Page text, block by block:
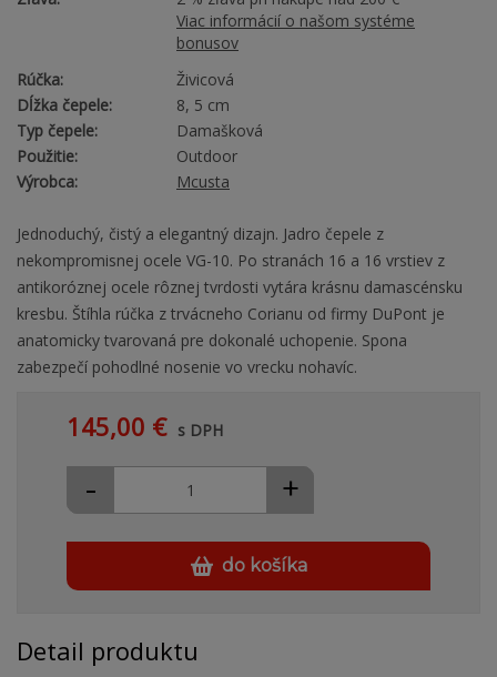
Viac informácií o našom systéme
bonusov
Rúčka:
Živicová
Dĺžka čepele:
8, 5 cm
Typ čepele:
Damašková
Použitie:
Outdoor
Výrobca:
Mcusta
Jednoduchý, čistý a elegantný dizajn. Jadro čepele z
nekompromisnej ocele VG-10. Po stranách 16 a 16 vrstiev z
antikoróznej ocele rôznej tvrdosti vytára krásnu damascénsku
kresbu. Štíhla rúčka z trvácneho Corianu od firmy DuPont je
anatomicky tvarovaná pre dokonalé uchopenie. Spona
zabezpečí pohodlné nosenie vo vrecku nohavíc.
145,00 € s DPH
+
-
do košíka
Detail produktu